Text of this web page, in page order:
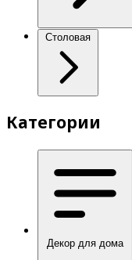
Столовая
Категории
Декор для дома